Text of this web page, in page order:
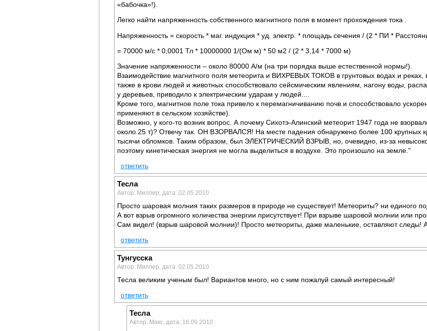
«бабочка»!).
Легко найти напряженность собственного магнитного поля в момент прохождения тока .
Напряженность = скорость * маг. индукция * уд. электр. * площадь сечения / (2 * ПИ *
= 70000 м/с * 0,0001 Тл * 10000000 1/(Ом м) * 50 м2 / (2 * 3,14 * 7000 м)
Значение напряженности – около 80000 А/м (на три порядка выше естественной нормы!).
Взаимодействие магнитного поля метеорита и ВИХРЕВЫХ ТОКОВ в грунтовых водах и реках,
также в крови людей и животных способствовало сейсмическим явлениям, нагону воды,
у деревьев, приводило к электрическим ударам у людей....
Кроме того, магнитное поле тока привело к перемагничиванию почв и способствовало
применяют в сельском хозяйстве).
Возможно, у кого-то возник вопрос. А почему Сихотэ-Алинский метеорит 1947 года не
около 25 т)? Отвечу так. ОН ВЗОРВАЛСЯ! На месте падения обнаружено более 100 крупных
тысячи обломков. Таким образом, был ЭЛЕКТРИЧЕСКИЙ ВЗРЫВ, но, очевидно, из-за
поэтому кинетическая энергия не могла выделиться в воздухе. Это произошло на земле."
ответить
Тесла
Автор: Миллер, дата: 02.05.2010
Просто шаровая молния таких размеров в природе не существует! Метеориты? ни единого
А вот взрыв огромного количества энергии присутствует! При взрыве шаровой молнии или
Сам видел! (взрыв шаровой молнии)! Просто метеориты, даже маленькие, оставляют следы!
ответить
Тунгусска
Автор: Миллер, дата: 02.05.2010
Тесла великим ученым был! Вариантов много, но с ним пожалуй самый интересный!
ответить
Тесла
Автор: Макс, дата: 16.09.2010